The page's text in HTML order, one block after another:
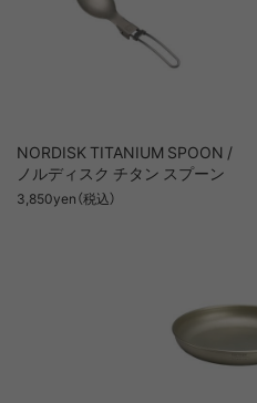
NORDISK TITANIUM SPOON /
ノルディスク チタン スプーン
3,850yen（税込）